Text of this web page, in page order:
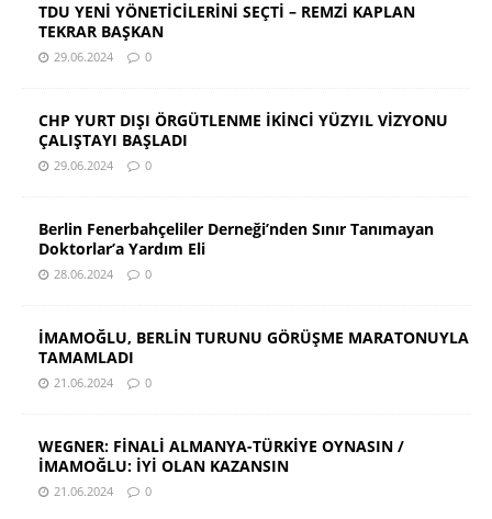
TDU YENİ YÖNETİCİLERİNİ SEÇTİ – REMZİ KAPLAN
TEKRAR BAŞKAN
29.06.2024 0
CHP YURT DIŞI ÖRGÜTLENME İKİNCİ YÜZYIL VİZYONU
ÇALIŞTAYI BAŞLADI
29.06.2024 0
Berlin Fenerbahçeliler Derneği’nden Sınır Tanımayan
Doktorlar’a Yardım Eli
28.06.2024 0
İMAMOĞLU, BERLİN TURUNU GÖRÜŞME MARATONUYLA
TAMAMLADI
21.06.2024 0
WEGNER: FİNALİ ALMANYA-TÜRKİYE OYNASIN /
İMAMOĞLU: İYİ OLAN KAZANSIN
21.06.2024 0